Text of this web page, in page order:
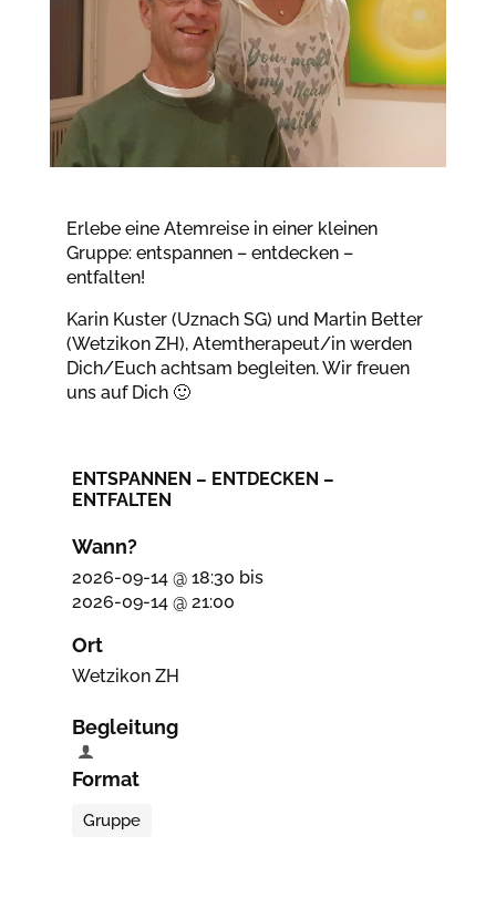
Erlebe eine Atemreise in einer kleinen
Gruppe: entspannen – entdecken –
entfalten!
Karin Kuster (Uznach SG) und Martin Better
(Wetzikon ZH), Atemtherapeut/in werden
Dich/Euch achtsam begleiten. Wir freuen
uns auf Dich 🙂
ENTSPANNEN – ENTDECKEN –
ENTFALTEN
Wann?
2026-09-14 @ 18:30 bis
2026-09-14 @ 21:00
Ort
Wetzikon ZH
Begleitung
Format
Gruppe